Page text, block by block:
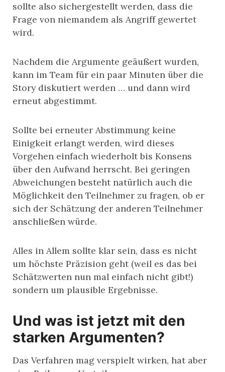
sollte also sichergestellt werden, dass die
Frage von niemandem als Angriff gewertet
wird.
Nachdem die Argumente geäußert wurden,
kann im Team für ein paar Minuten über die
Story diskutiert werden … und dann wird
erneut abgestimmt.
Sollte bei erneuter Abstimmung keine
Einigkeit erlangt werden, wird dieses
Vorgehen einfach wiederholt bis Konsens
über den Aufwand herrscht. Bei geringen
Abweichungen besteht natürlich auch die
Möglichkeit den Teilnehmer zu fragen, ob er
sich der Schätzung der anderen Teilnehmer
anschließen würde.
Alles in Allem sollte klar sein, dass es nicht
um höchste Präzision geht (weil es das bei
Schätzwerten nun mal einfach nicht gibt!)
sondern um plausible Ergebnisse.
Und was ist jetzt mit den
starken Argumenten?
Das Verfahren mag verspielt wirken, hat aber